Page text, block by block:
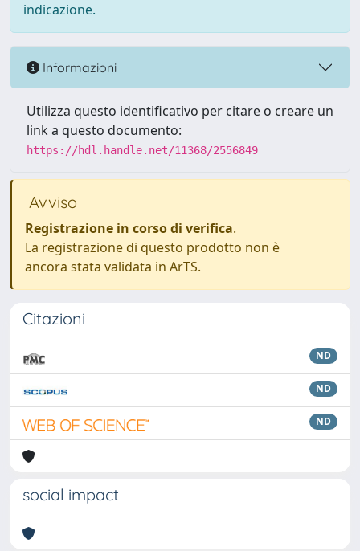
indicazione.
Informazioni
Utilizza questo identificativo per citare o creare un
link a questo documento:
https://hdl.handle.net/11368/2556849
Avviso
Registrazione in corso di verifica.
La registrazione di questo prodotto non è
ancora stata validata in ArTS.
Citazioni
ND
ND
ND
social impact